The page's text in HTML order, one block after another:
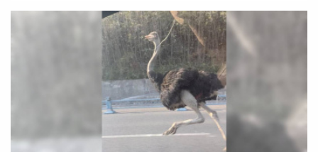
嘲：「雖然生意很忙，但我還是忍不住多看了幾眼。」據
《鏡週刊》報導，這位「神到」的正妹其實是來自雲林、身
高172公分的大尺度網紅 VINA。地瓜球老闆也補充，現場有
攝影團隊拍攝，懷疑這是拍片活動，與日前雲林鹹酥雞攤
「爆乳圍裙妹」事件相似。影片曝光後，網友湧入留言：
「這排骨酥我可以天天吃」、「請問還缺工讀生嗎？」不
過，地瓜球老闆隨後回應，「她是來拍片的，現場其實都是
大伯、大嬸、阿姨、叔叔」，瞬間讓大批抱著期待的網友直
呼「夢碎」。